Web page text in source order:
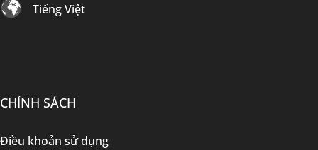
Tiếng Việt
CHÍNH SÁCH
Điều khoản sử dụng